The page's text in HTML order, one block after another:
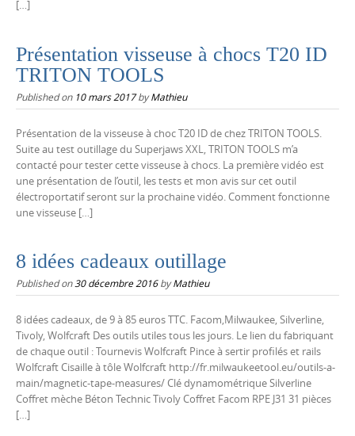
[…]
Présentation visseuse à chocs T20 ID
TRITON TOOLS
Published on 10 mars 2017byMathieu
Présentation de la visseuse à choc T20 ID de chez TRITON TOOLS.
Suite au test outillage du Superjaws XXL, TRITON TOOLS m’a
contacté pour tester cette visseuse à chocs. La première vidéo est
une présentation de l’outil, les tests et mon avis sur cet outil
électroportatif seront sur la prochaine vidéo. Comment fonctionne
une visseuse […]
8 idées cadeaux outillage
Published on30 décembre 2016byMathieu
8 idées cadeaux, de 9 à 85 euros TTC. Facom,Milwaukee, Silverline,
Tivoly, Wolfcraft Des outils utiles tous les jours. Le lien du fabriquant
de chaque outil : Tournevis Wolfcraft Pince à sertir profilés et rails
Wolfcraft Cisaille à tôle Wolfcraft http://fr.milwaukeetool.eu/outils-a-
main/magnetic-tape-measures/ Clé dynamométrique Silverline
Coffret mèche Béton Technic Tivoly Coffret Facom RPE J31 31 pièces
[…]